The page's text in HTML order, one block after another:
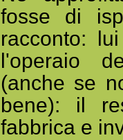
fosse di
racconto:
l'operaio
(anche se
bene): il
fabbrica e